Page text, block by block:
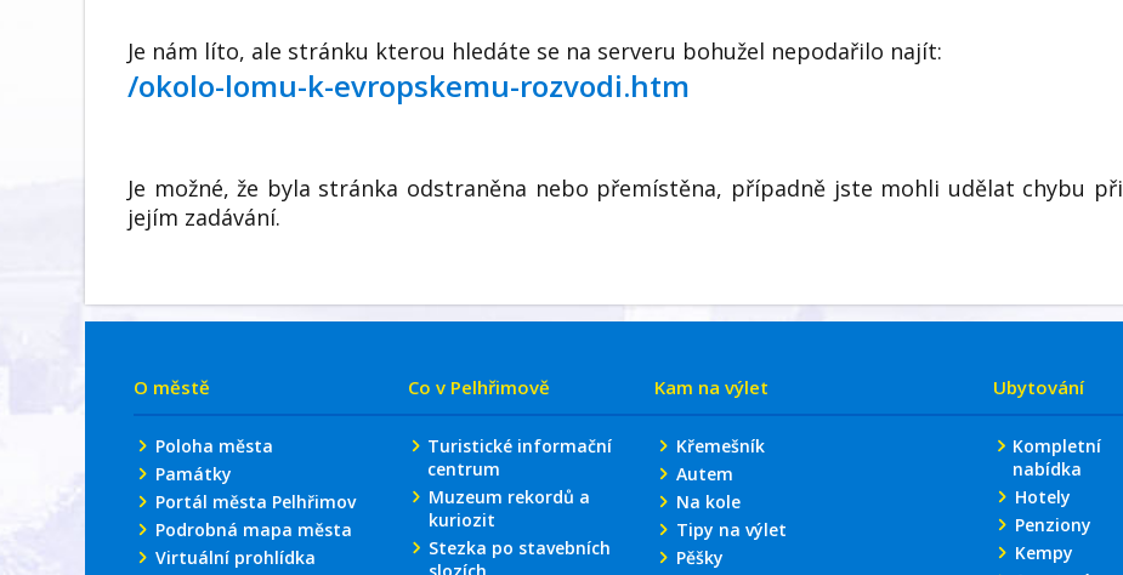
Je nám líto, ale stránku kterou hledáte se na serveru bohužel nepodařilo najít:
/okolo-lomu-k-evropskemu-rozvodi.htm
Je možné, že byla stránka odstraněna nebo přemístěna, případně jste mohli udělat chybu při
jejím zadávání.
O městě
Poloha města
Památky
Portál města Pelhřimov
Podrobná mapa města
Virtuální prohlídka
Co v Pelhřimově
Turistické informační
centrum
Muzeum rekordů a
kuriozit
Stezka po stavebních
Kam na výlet
Křemešník
Autem
Na kole
Tipy na výlet
Pěšky
Ubytování
Kompletní
nabídka
Hotely
Penziony
Kempy